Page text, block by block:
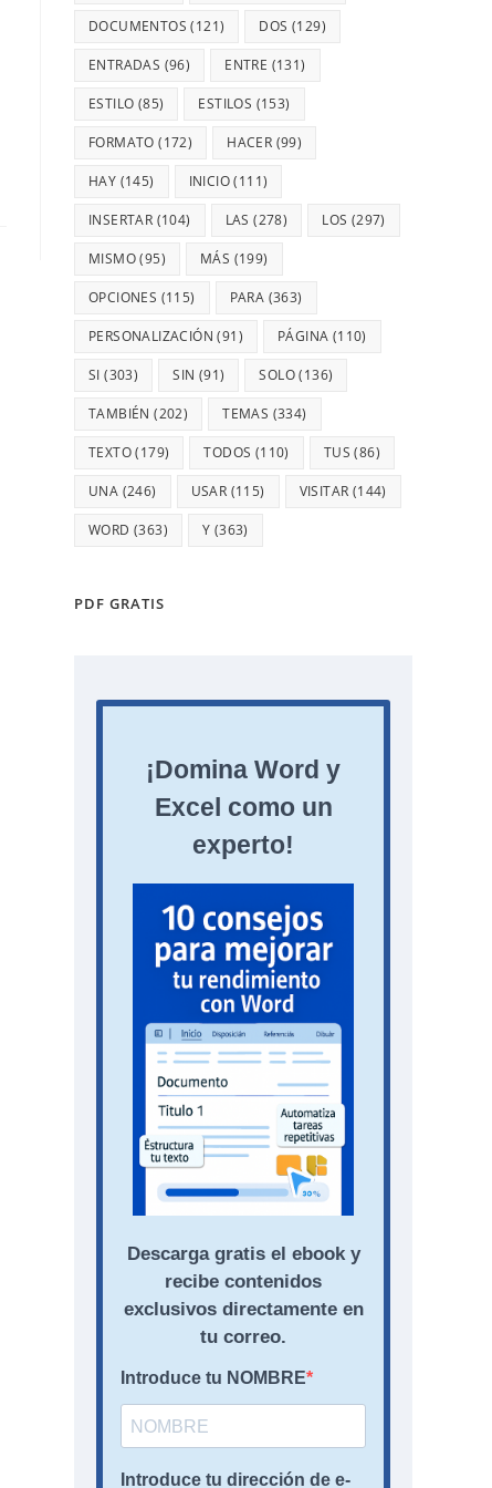
DOCUMENTOS (121) DOS (129)
ENTRADAS (96) ENTRE (131)
ESTILO (85) ESTILOS (153)
FORMATO (172) HACER (99)
HAY (145) INICIO(111)
INSERTAR (104) LAS (278) LOS (297)
MISMO(95) MÁS (199)
OPCIONES (115) PARA (363)
PERSONALIZACIÓN (91) PÁGINA (110)
SI (303) SIN (91) SOLO(136)
TAMBIÉN (202) TEMAS (334)
TEXTO(179) TODOS (110) TUS (86)
UNA (246) USAR (115) VISITAR (144)
WORD (363) Y (363)
PDF GRATIS